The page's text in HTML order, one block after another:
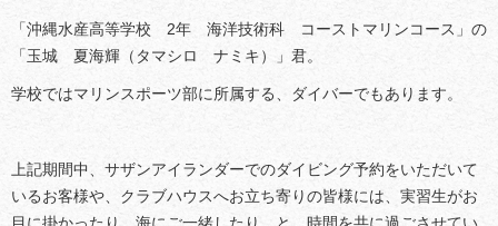
「沖縄水産高等学校 2年 海洋技術科 コーストマリンコース」の
「玉城 夏海輝（タマシロ ナミキ）」君。
学校ではマリンスポーツ部に所属する、ダイバーでもあります。
上記期間中、サザンアイランダーでのダイビング予約をいただいて
いるお客様や、クラブハウスへお立ち寄りの皆様には、実習生がお